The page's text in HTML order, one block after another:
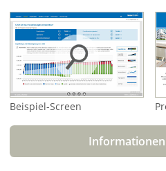
Beispiel-Screen